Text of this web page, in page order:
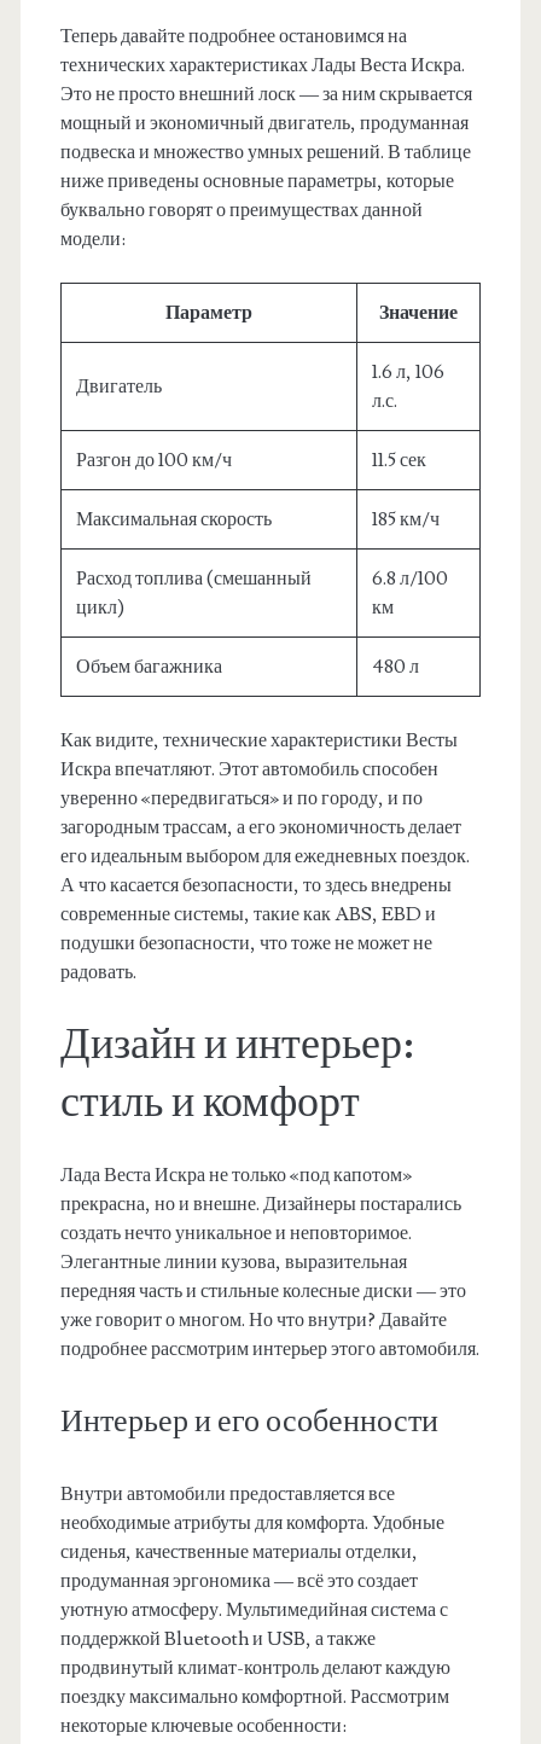
Теперь давайте подробнее остановимся на
технических характеристиках Лады Веста Искра.
Это не просто внешний лоск — за ним скрывается
мощный и экономичный двигатель, продуманная
подвеска и множество умных решений. В таблице
ниже приведены основные параметры, которые
буквально говорят о преимуществах данной
модели:
Параметр Значение
Двигатель
1.6 л, 106
л.с.
Разгон до 100 км/ч 11.5 сек
Максимальная скорость 185 км/ч
Расход топлива (смешанный
цикл)
6.8 л/100
км
Объем багажника 480 л
Как видите, технические характеристики Весты
Искра впечатляют. Этот автомобиль способен
уверенно «передвигаться» и по городу, и по
загородным трассам, а его экономичность делает
его идеальным выбором для ежедневных поездок.
А что касается безопасности, то здесь внедрены
современные системы, такие как ABS, EBD и
подушки безопасности, что тоже не может не
радовать.
Дизайн и интерьер:
стиль и комфорт
Лада Веста Искра не только «под капотом»
прекрасна, но и внешне. Дизайнеры постарались
создать нечто уникальное и неповторимое.
Элегантные линии кузова, выразительная
передняя часть и стильные колесные диски — это
уже говорит о многом. Но что внутри? Давайте
подробнее рассмотрим интерьер этого автомобиля.
Интерьер и его особенности
Внутри автомобили предоставляется все
необходимые атрибуты для комфорта. Удобные
сиденья, качественные материалы отделки,
продуманная эргономика — всё это создает
уютную атмосферу. Мультимедийная система с
поддержкой Bluetooth и USB, а также
продвинутый климат-контроль делают каждую
поездку максимально комфортной. Рассмотрим
некоторые ключевые особенности: